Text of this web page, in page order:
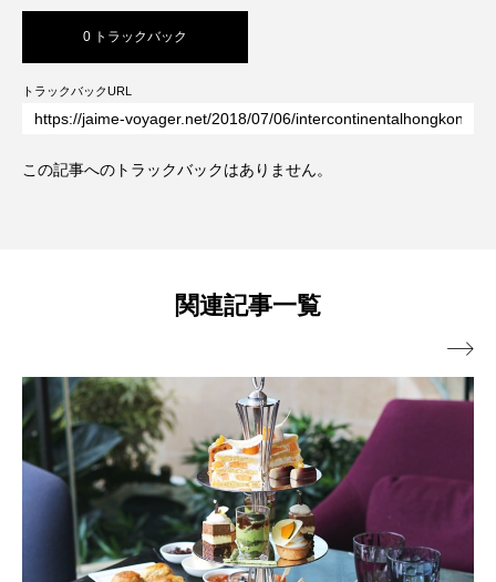
ンバージョンが際立つSHIFT HOTEL
0 トラックバック
トラックバックURL
この記事へのトラックバックはありません。
関連記事一覧
